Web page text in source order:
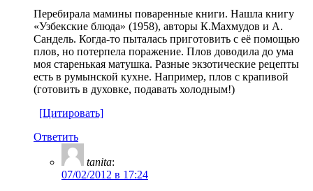
Перебирала мамины поваренные книги. Нашла книгу
«Узбекские блюда» (1958), авторы К.Махмудов и А.
Сандель. Когда-то пыталась приготовить с её помощью
плов, но потерпела поражение. Плов доводила до ума
моя старенькая матушка. Разные экзотические рецепты
есть в румынской кухне. Например, плов с крапивой
(готовить в духовке, подавать холодным!)
[Цитировать]
Ответить
tanita:
07/02/2012 в 17:24